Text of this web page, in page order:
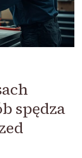
spędza